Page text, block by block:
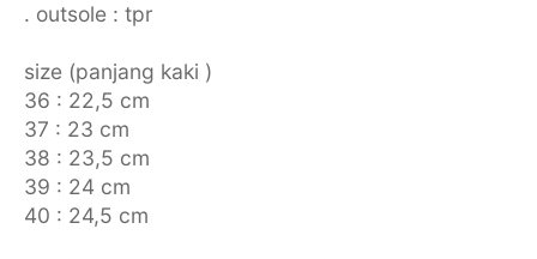
. outsole : tpr
size (panjang kaki )
36 : 22,5 cm
37 : 23 cm
38 : 23,5 cm
39 : 24 cm
40 : 24,5 cm